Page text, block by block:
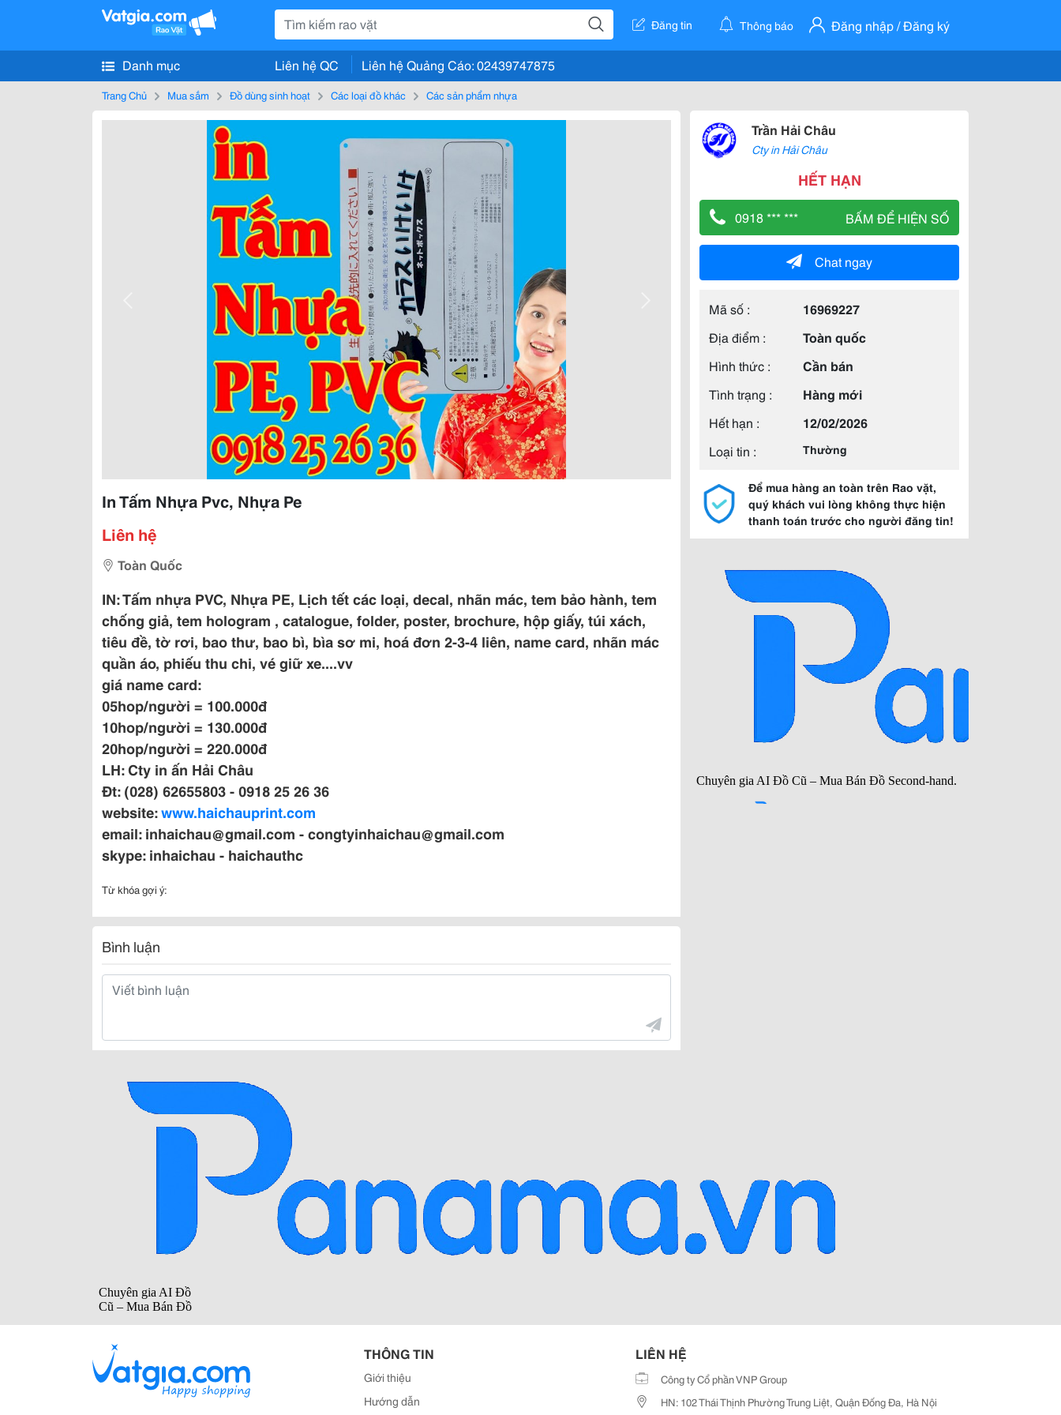
Đăng tin Thông báo Đăng nhập / Đăng ký
Danh mục Liên hệ QC Liên hệ Quảng Cáo: 02439747875
Trang Chủ Mua sắm Đồ dùng sinh hoạt Các loại đồ khác Các sản phẩm nhựa
In Tấm Nhựa Pvc, Nhựa Pe
Liên hệ
Toàn Quốc
IN: Tấm nhựa PVC, Nhựa PE, Lịch tết các loại, decal, nhãn mác, tem bảo hành, tem
chống giả, tem hologram , catalogue, folder, poster, brochure, hộp giấy, túi xách,
tiêu đề, tờ rơi, bao thư, bao bì, bìa sơ mi, hoá đơn 2-3-4 liên, name card, nhãn mác
quần áo, phiếu thu chi, vé giữ xe....vv
giá name card:
05hop/người = 100.000đ
10hop/người = 130.000đ
20hop/người = 220.000đ
LH: Cty in ấn Hải Châu
Đt: (028) 62655803 - 0918 25 26 36
website:www.haichauprint.com
email: inhaichau@gmail.com - congtyinhaichau@gmail.com
skype: inhaichau - haichauthc
Từ khóa gợi ý:
Bình luận
Trần Hải Châu
Cty in Hải Châu
HẾT HẠN
0918 *** *** BẤM ĐỂ HIỆN SỐ
Chat ngay
Mã số :
16969227
Địa điểm :
Toàn quốc
Hình thức :
Cần bán
Tình trạng :
Hàng mới
Hết hạn :
12/02/2026
Loại tin :
Thường
Để mua hàng an toàn trên Rao vặt,
quý khách vui lòng không thực hiện
thanh toán trước cho người đăng tin!
THÔNG TIN
Giới thiệu
Hướng dẫn
LIÊN HỆ
Công ty Cổ phần VNP Group
HN: 102 Thái Thịnh Phường Trung Liệt, Quận Đống Đa, Hà Nội